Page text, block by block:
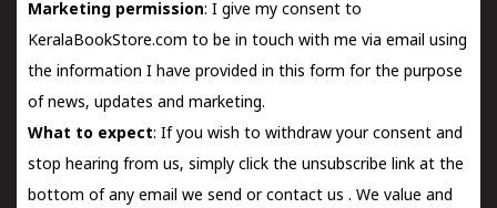
Marketing permission: I give my consent to
KeralaBookStore.com to be in touch with me via email using
the information I have provided in this form for the purpose
of news, updates and marketing.
What to expect: If you wish to withdraw your consent and
stop hearing from us, simply click the unsubscribe link at the
bottom of any email we send orcontact us . We value and